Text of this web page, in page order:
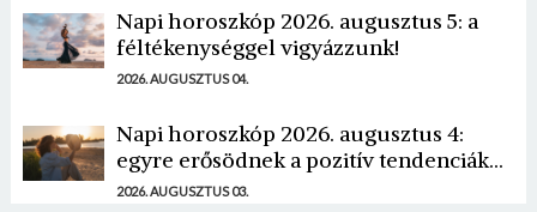
Napi horoszkóp 2026. augusztus 5: a
féltékenységgel vigyázzunk!
2026. AUGUSZTUS 04.
Napi horoszkóp 2026. augusztus 4:
egyre erősödnek a pozitív tendenciák...
2026. AUGUSZTUS 03.